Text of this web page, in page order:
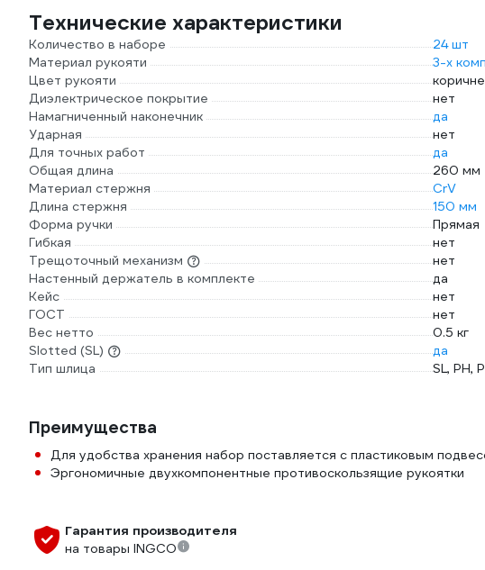
Технические характеристики
Количество в наборе
24 шт
Материал рукояти
3-х
Цвет рукояти
Диэлектрическое покрытие
нет
Намагниченный наконечник
да
Ударная
нет
Для точных работ
да
Общая длина
260 мм
Материал стержня
CrV
Длина стержня
150 мм
Форма ручки
Прямая
Гибкая
нет
Трещоточный механизм
нет
Настенный держатель в комплекте
да
Кейс
нет
ГОСТ
нет
Вес нетто
0.5 кг
Slotted (SL)
да
Тип шлица
SL, PH,
Преимущества
Для удобства хранения набор поставляется с пластиковым
Эргономичные двухкомпонентные противоскользящие рукоятки
Гарантия производителя
на товары INGCO